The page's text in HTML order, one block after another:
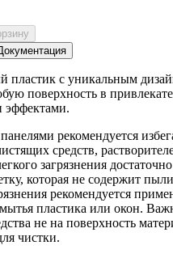
пластик с уникальным
поверхность в
эффектами.
рекомендуется
средств,
загрязнения
которая не содержит
рекомендуется
мытья пластика или окон.
не на поверхность
чистки.